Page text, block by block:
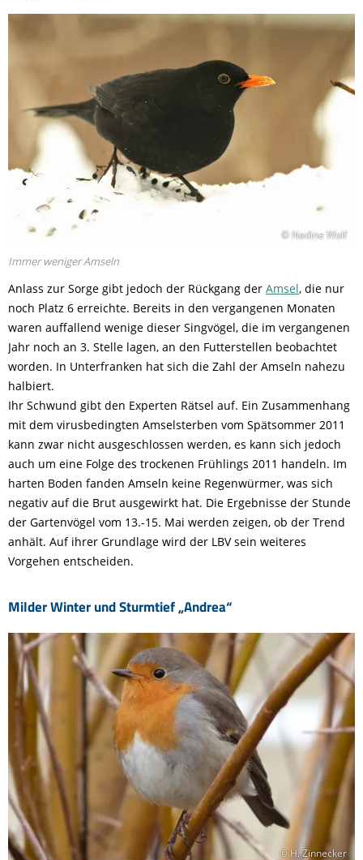
© Nadine Wolf
Immer weniger Amseln
Anlass zur Sorge gibt jedoch der Rückgang der Amsel, die nur
noch Platz 6 erreichte. Bereits in den vergangenen Monaten
waren auffallend wenige dieser Singvögel, die im vergangenen
Jahr noch an 3. Stelle lagen, an den Futterstellen beobachtet
worden. In Unterfranken hat sich die Zahl der Amseln nahezu
halbiert.
Ihr Schwund gibt den Experten Rätsel auf. Ein Zusammenhang
mit dem virusbedingten Amselsterben vom Spätsommer 2011
kann zwar nicht ausgeschlossen werden, es kann sich jedoch
auch um eine Folge des trockenen Frühlings 2011 handeln. Im
harten Boden fanden Amseln keine Regenwürmer, was sich
negativ auf die Brut ausgewirkt hat. Die Ergebnisse der Stunde
der Gartenvögel vom 13.-15. Mai werden zeigen, ob der Trend
anhält. Auf ihrer Grundlage wird der LBV sein weiteres
Vorgehen entscheiden.
Milder Winter und Sturmtief „Andrea“
© H. Zinnecker